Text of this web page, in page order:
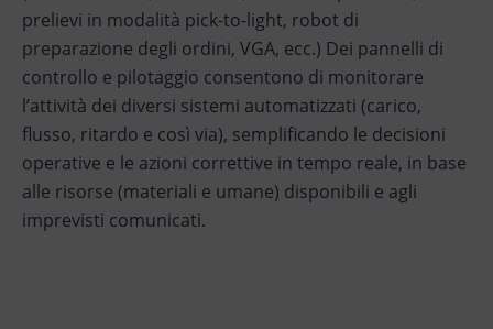
prelievi in modalità pick-to-light, robot di
preparazione degli ordini, VGA, ecc.) Dei pannelli di
controllo e pilotaggio consentono di monitorare
l’attività dei diversi sistemi automatizzati (carico,
flusso, ritardo e così via), semplificando le decisioni
operative e le azioni correttive in tempo reale, in base
alle risorse (materiali e umane) disponibili e agli
imprevisti comunicati.